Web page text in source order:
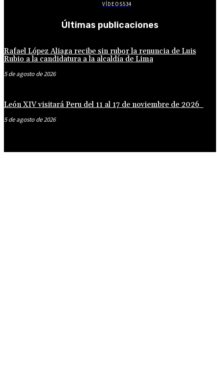
VÍDEOS534
Últimas publicaciones
Rafael López Aliaga recibe sin rubor la renuncia de Luis
Rubio a la candidatura a la alcaldía de Lima
5 de agosto de 2026
León XIV visitará Peru del 11 al 17 de noviembre de 2026
5 de agosto de 2026